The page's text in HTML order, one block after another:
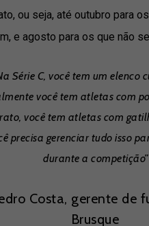
ou seja, até outubro para
e agosto para os que não
Série C, você tem um elenco
você tem atletas com
você tem atletas com
precisa gerenciar tudo isso
durante a competição”
Costa, gerente de
Brusque